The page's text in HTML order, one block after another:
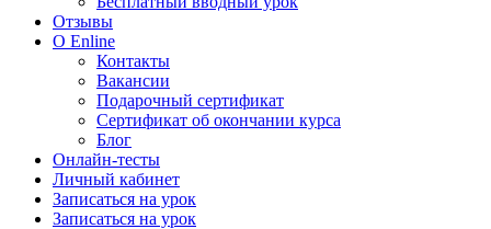
Отзывы
О Enline
Контакты
Вакансии
Подарочный сертификат
Сертификат об окончании курса
Блог
Онлайн-тесты
Личный кабинет
Записаться на урок
Записаться на урок